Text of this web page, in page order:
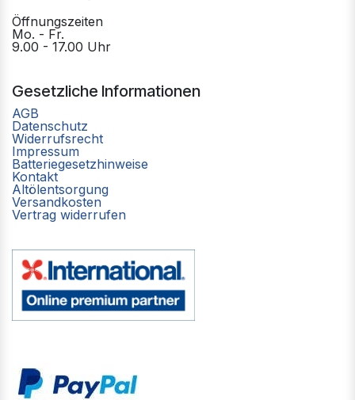
Öffnungszeiten
Mo. - Fr.
9.00 - 17.00 Uhr
Gesetzliche Informationen
AGB
Datenschutz
Widerrufsrecht
Impressum
Batteriegesetzhinweise
Kontakt
Altölentsorgung
Versandkosten
Vertrag widerrufen